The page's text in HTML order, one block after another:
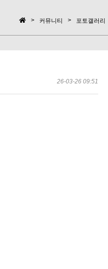
> 커뮤니티 > 포토갤러리
26-03-26 09:51